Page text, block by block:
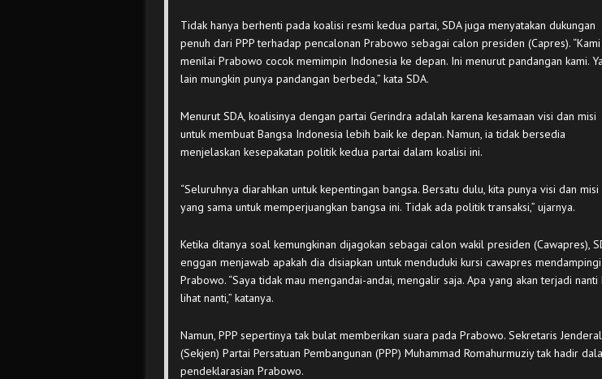
Tidak hanya berhenti pada koalisi resmi kedua partai, SDA juga menyatakan dukungan
penuh dari PPP terhadap pencalonan Prabowo sebagai calon presiden (Capres). “Kami
menilai Prabowo cocok memimpin Indonesia ke depan. Ini menurut pandangan kami.
lain mungkin punya pandangan berbeda,” kata SDA.
Menurut SDA, koalisinya dengan partai Gerindra adalah karena kesamaan visi dan misi
untuk membuat Bangsa Indonesia lebih baik ke depan. Namun, ia tidak bersedia
menjelaskan kesepakatan politik kedua partai dalam koalisi ini.
“Seluruhnya diarahkan untuk kepentingan bangsa. Bersatu dulu, kita punya visi dan misi
yang sama untuk memperjuangkan bangsa ini. Tidak ada politik transaksi,” ujarnya.
Ketika ditanya soal kemungkinan dijagokan sebagai calon wakil presiden (Cawapres),
enggan menjawab apakah dia disiapkan untuk menduduki kursi cawapres mendampingi
Prabowo. “Saya tidak mau mengandai-andai, mengalir saja. Apa yang akan terjadi nanti
lihat nanti,” katanya.
Namun, PPP sepertinya tak bulat memberikan suara pada Prabowo. Sekretaris Jenderal
(Sekjen) Partai Persatuan Pembangunan (PPP) Muhammad Romahurmuziy tak hadir
pendeklarasian Prabowo.